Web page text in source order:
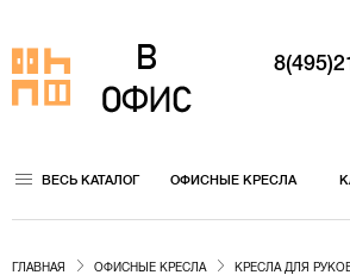
ВЕСЬ КАТАЛОГ ОФИСНЫЕ КРЕСЛА
ГЛАВНАЯ ОФИСНЫЕ КРЕСЛА КРЕСЛА ДЛЯ